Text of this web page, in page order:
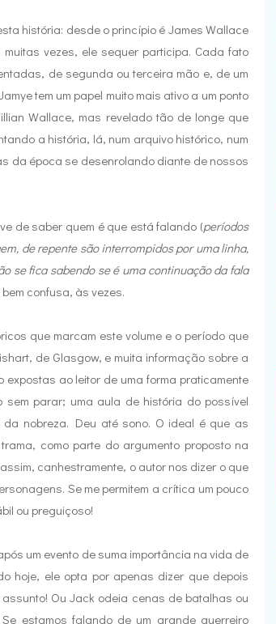
história: desde o princípio é James Wallace
vezes, ele sequer participa. Cada fato
de segunda ou terceira mão e, de um
tem um papel muito mais ativo a um ponto
Wallace, mas revelado tão de longe que
a história, lá, num arquivo histórico, num
da época se desenrolando diante de nossos
de saber quem é que está falando (períodos
de repente são interrompidos por uma linha,
se fica sabendo se é uma continuação da fala
confusa, às vezes.
que marcam este volume e o período que
de Glasgow, e muita informação sobre a
ao leitor de uma forma praticamente
parar; uma aula de história do possível
nobreza. Deu até sono. O ideal é que as
como parte do argumento proposto na
canhestramente, o autor nos dizer o que
Se me permitem a crítica um pouco
ou preguiçoso!
um evento de suma importância na vida de
hoje, ele opta por apenas dizer que depois
Ou Jack odeia cenas de batalhas ou
estamos falando de um grande guerreiro